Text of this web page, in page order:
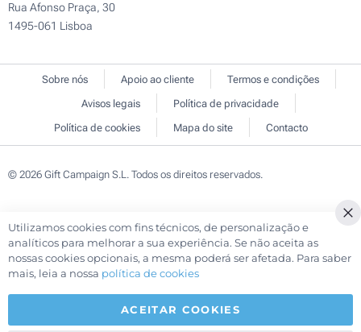
Rua Afonso Praça, 30
1495-061 Lisboa
Sobre nós Apoio ao cliente
Termos e condições
Avisos legais
Política de privacidade
Política de cookies
Mapa do site Contacto
© 2026 Gift Campaign S.L. Todos os direitos reservados.
Utilizamos cookies com fins técnicos, de personalização e
analíticos para melhorar a sua experiência. Se não aceita as
nossas cookies opcionais, a mesma poderá ser afetada. Para saber
mais, leia a nossa política de cookies
ACEITAR COOKIES